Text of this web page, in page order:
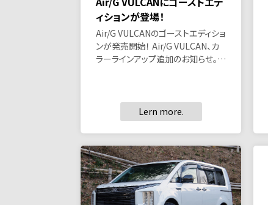
ィションが登場！
Air/G VULCANのゴーストエディショ
ンが発売開始！ Air/G VULCAN、カ
ラーラインアップ追加のお知らせ。…
Lern more.